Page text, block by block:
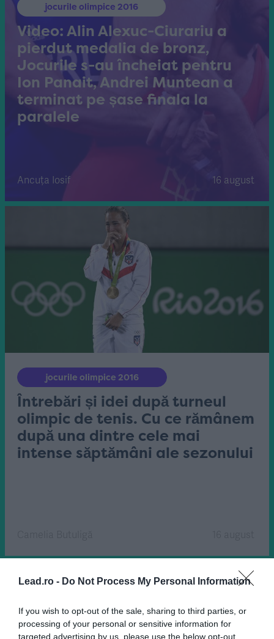
Lead.ro - Do Not Process My Personal Information
If you wish to opt-out of the sale, sharing to third parties, or
processing of your personal or sensitive information for
targeted advertising by us, please use the below opt-out
jocurile olimpice 2016
Video: Alin Alexuc-Ciurariu a
pierdut medalia de bronz,
Jocurile s-au încheiat pentru
Ion Panait, Andrei Muntean a
terminat pe șase finala la
paralele
Ancuța Iosif 16 august
jocurile olimpice 2016
Întrebări și idei după turneul
olimpic de tenis. Cu ce rămânem
după una dintre cele mai
intense săptămâni ale sezonului